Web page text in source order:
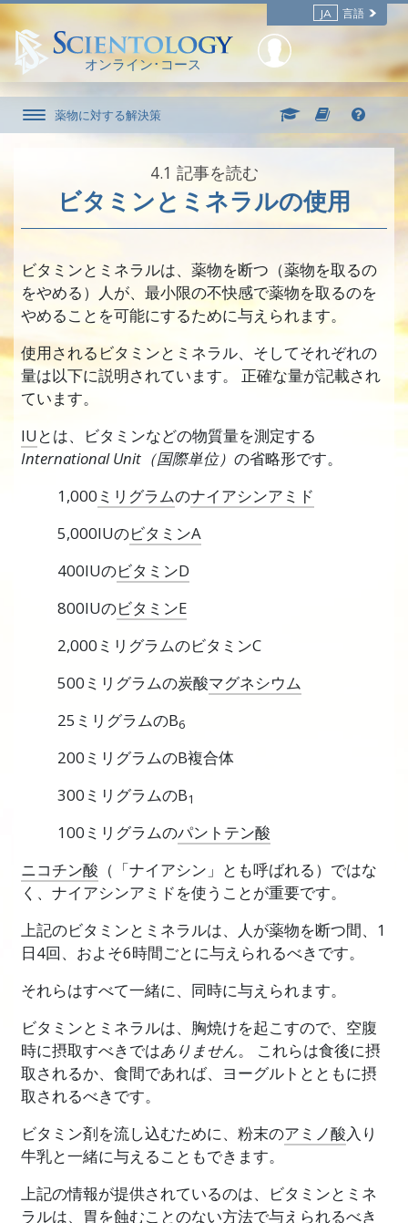
JA 言語
オンライン･コース
薬物に対する解決策
4.‎1 記事を読む
ビタミンとミネラルの使用
ビタミンとミネラルは、薬物を断つ（薬物を取るの
をやめる）人が、最小限の不快感で薬物を取るのを
やめることを可能にするために与えられます。
使用されるビタミンとミネラル、そしてそれぞれの
量は以下に説明されています。 正確な量が記載され
ています。
IUとは、ビタミンなどの物質量を測定する
International Unit（国際単位） の省略形です。
1,000 ミリグラムのナイアシンアミド
5,000IUのビタミンA
400IUのビタミンD
800IUのビタミンE
2,000ミリグラムのビタミンC
500ミリグラムの炭酸マグネシウム
25ミリグラムのB6
200ミリグラムのB複合体
300ミリグラムのB1
100ミリグラムのパントテン酸
ニコチン酸 （「ナイアシン」とも呼ばれる）ではな
く、ナイアシンアミドを使うことが重要です。
上記のビタミンとミネラルは、人が薬物を断つ間、1
日4回、およそ6時間ごとに与えられるべきです。
それらはすべて一緒に、同時に与えられます。
ビタミンとミネラルは、胸焼けを起こすので、空腹
時に摂取すべきではありません。 これらは食後に摂
取されるか、食間であれば、ヨーグルトとともに摂
取されるべきです。
ビタミン剤を流し込むために、粉末のアミノ酸入り
牛乳と一緒に与えることもできます。
上記の情報が提供されているのは、ビタミンとミネ
ラルは、胃を蝕むことのない方法で与えられるべき